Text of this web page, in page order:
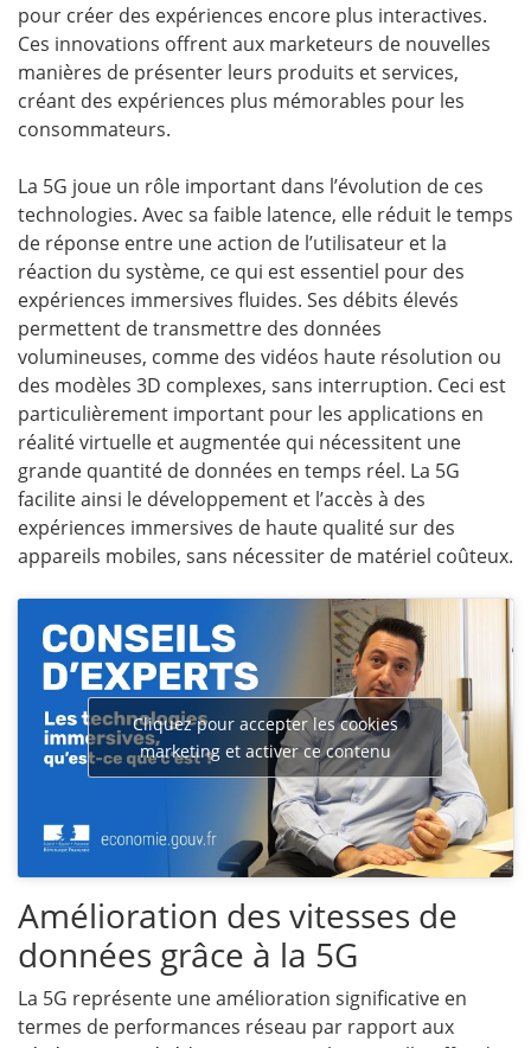
pour créer des expériences encore plus interactives.
Ces innovations offrent aux marketeurs de nouvelles
manières de présenter leurs produits et services,
créant des expériences plus mémorables pour les
consommateurs.
La 5G joue un rôle important dans l’évolution de ces
technologies. Avec sa faible latence, elle réduit le temps
de réponse entre une action de l’utilisateur et la
réaction du système, ce qui est essentiel pour des
expériences immersives fluides. Ses débits élevés
permettent de transmettre des données
volumineuses, comme des vidéos haute résolution ou
des modèles 3D complexes, sans interruption. Ceci est
particulièrement important pour les applications en
réalité virtuelle et augmentée qui nécessitent une
grande quantité de données en temps réel. La 5G
facilite ainsi le développement et l’accès à des
expériences immersives de haute qualité sur des
appareils mobiles, sans nécessiter de matériel coûteux.
Cliquez pour accepter les cookies
marketing et activer ce contenu
Amélioration des vitesses de
données grâce à la 5G
La 5G représente une amélioration significative en
termes de performances réseau par rapport aux